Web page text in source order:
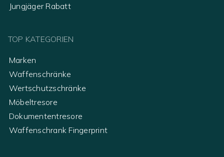
Jungjäger Rabatt
TOP KATEGORIEN
Marken
Waffenschränke
Wertschutzschränke
Möbeltresore
Dokumententresore
Waffenschrank Fingerprint